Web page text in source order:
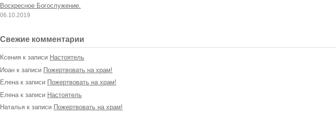
Воскресное Богослужение.
06.10.2019
Свежие комментарии
Ксения к записи Настоятель
Иоан к записи Пожертвовать на храм!
Еленак записи Пожертвовать на храм!
Елена к записи Настоятель
Наталья к записи Пожертвовать на храм!